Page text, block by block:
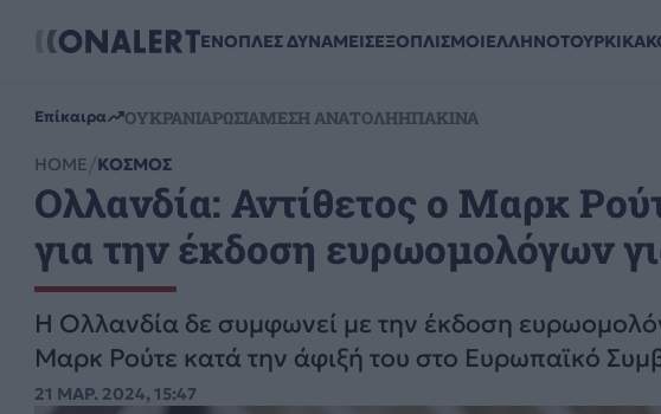
ΕΝΟΠΛΕΣ ΔΥΝΑΜΕΙΣΕΞΟΠΛΙΣΜΟΙΕΛΛΗΝΟΤΟΥΡΚΙΚΑ
Επίκαιρα ΟΥΚΡΑΝΙΑΡΩΣΙΑΜΕΣΗ ΑΝΑΤΟΛΗΗΠΑΚΙΝΑ
HOME ΚΟΣΜΟΣ
Ολλανδία: Αντίθετος ο Μαρκ
για την έκδοση ευρωομολόγων
Η Ολλανδία δε συμφωνεί με την έκδοση
Μαρκ Ρούτε κατά την άφιξή του στο Ευρωπαϊκό
21 ΜΑΡ. 2024, 15:47